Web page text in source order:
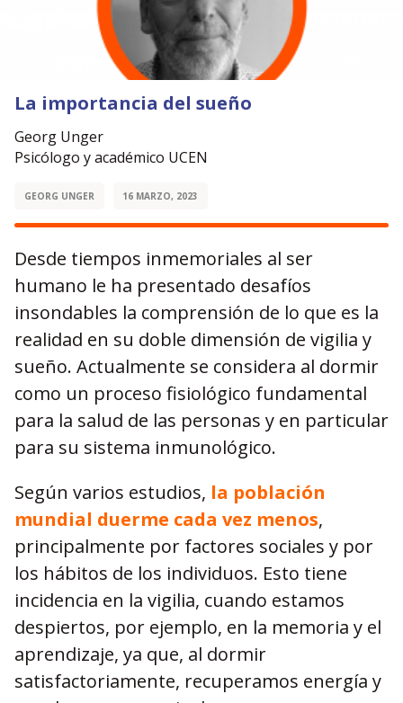
La importancia del sueño
Georg Unger
Psicólogo y académico UCEN
GEORG UNGER 16 MARZO, 2023
Desde tiempos inmemoriales al ser
humano le ha presentado desafíos
insondables la comprensión de lo que es la
realidad en su doble dimensión de vigilia y
sueño. Actualmente se considera al dormir
como un proceso fisiológico fundamental
para la salud de las personas y en particular
para su sistema inmunológico.
Según varios estudios, la población
mundial duerme cada vez menos,
principalmente por factores sociales y por
los hábitos de los individuos. Esto tiene
incidencia en la vigilia, cuando estamos
despiertos, por ejemplo, en la memoria y el
aprendizaje, ya que, al dormir
satisfactoriamente, recuperamos energía y